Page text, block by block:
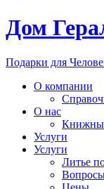
Дом
Подарки для
О компании
О нас
Услуги
Услуги
Литье